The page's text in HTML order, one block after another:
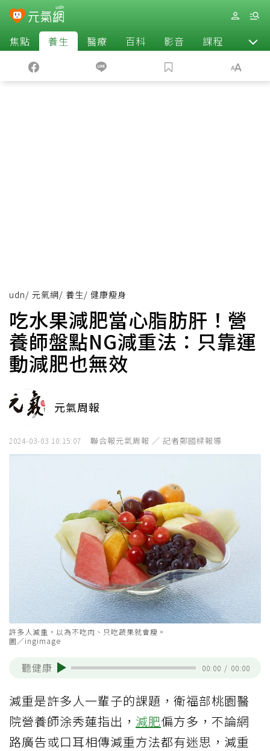
焦點 養生 醫療 百科 影音 課程 退休
udn/ 元氣網/ 養生/ 健康瘦身
吃水果減肥當心脂肪肝！營
養師盤點NG減重法：只靠運
動減肥也無效
元氣周報
2024-03-03 10:15:07 聯合報元氣周報 ／ 記者鄭國樑報導
許多人減重，以為不吃肉、只吃蔬果就會瘦。
圖／ingimage
聽健康 00:00 / 00:00
減重是許多人一輩子的課題，衛福部桃園醫
院營養師涂秀蓮指出， 減肥偏方多，不論網
路廣告或口耳相傳減重方法都有迷思，減重